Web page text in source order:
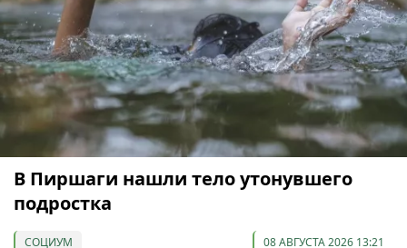
В Пиршаги нашли тело утонувшего
подростка
СОЦИУМ 08 АВГУСТА 2026 13:21